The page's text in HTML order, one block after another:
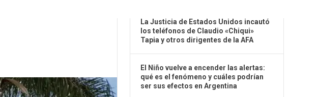
La Justicia de Estados Unidos incautó
los teléfonos de Claudio «Chiqui»
Tapia y otros dirigentes de la AFA
El Niño vuelve a encender las alertas:
qué es el fenómeno y cuáles podrían
ser sus efectos en Argentina